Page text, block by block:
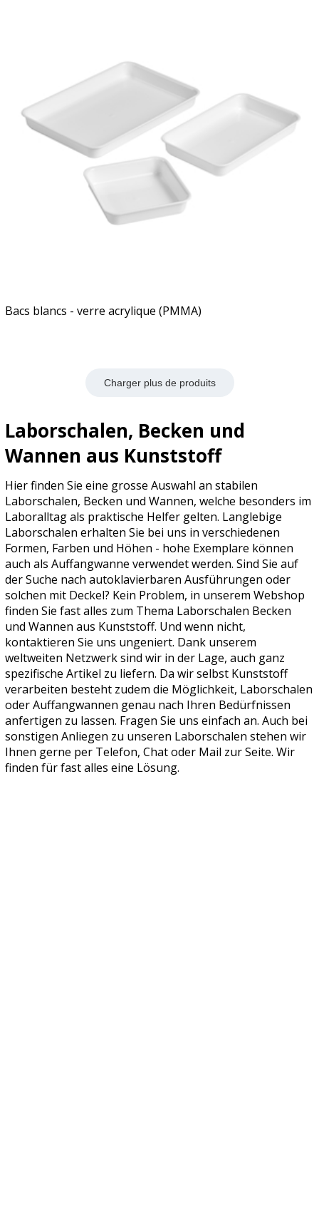
Bacs blancs - verre acrylique (PMMA)
Charger plus de produits
Laborschalen, Becken und
Wannen aus Kunststoff
Hier finden Sie eine grosse Auswahl an stabilen
Laborschalen, Becken und Wannen, welche besonders im
Laboralltag als praktische Helfer gelten. Langlebige
Laborschalen erhalten Sie bei uns in verschiedenen
Formen, Farben und Höhen - hohe Exemplare können
auch als Auffangwanne verwendet werden. Sind Sie auf
der Suche nach autoklavierbaren Ausführungen oder
solchen mit Deckel? Kein Problem, in unserem Webshop
finden Sie fast alles zum Thema Laborschalen Becken
und Wannen aus Kunststoff. Und wenn nicht,
kontaktieren Sie uns ungeniert. Dank unserem
weltweiten Netzwerk sind wir in der Lage, auch ganz
spezifische Artikel zu liefern. Da wir selbst Kunststoff
verarbeiten besteht zudem die Möglichkeit, Laborschalen
oder Auffangwannen genau nach Ihren Bedürfnissen
anfertigen zu lassen. Fragen Sie uns einfach an. Auch bei
sonstigen Anliegen zu unseren Laborschalen stehen wir
Ihnen gerne per Telefon, Chat oder Mail zur Seite. Wir
finden für fast alles eine Lösung.